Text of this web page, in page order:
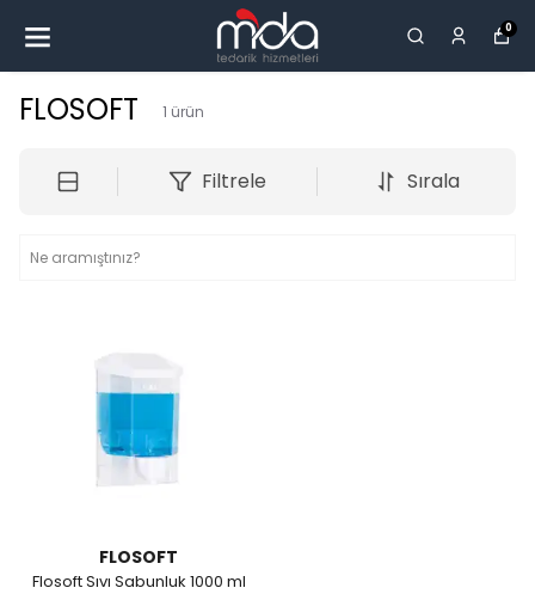
0
FLOSOFT 1 ürün
Filtrele Sırala
FLOSOFT
Flosoft Sıvı Sabunluk 1000 ml